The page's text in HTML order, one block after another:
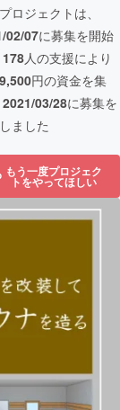
ロジェクトは、
02/07に募集を開始
178人の支援により
円の資金を集
2021/03/28に募集を
ました
もう一度プロジェク
トをやってほしい